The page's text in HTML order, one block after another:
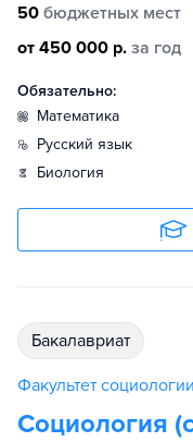
50 бюджетных мест
от 450 000 р. за год
Обязательно:
математика
русский язык
биология
бакалавриат
Факультет
Социология